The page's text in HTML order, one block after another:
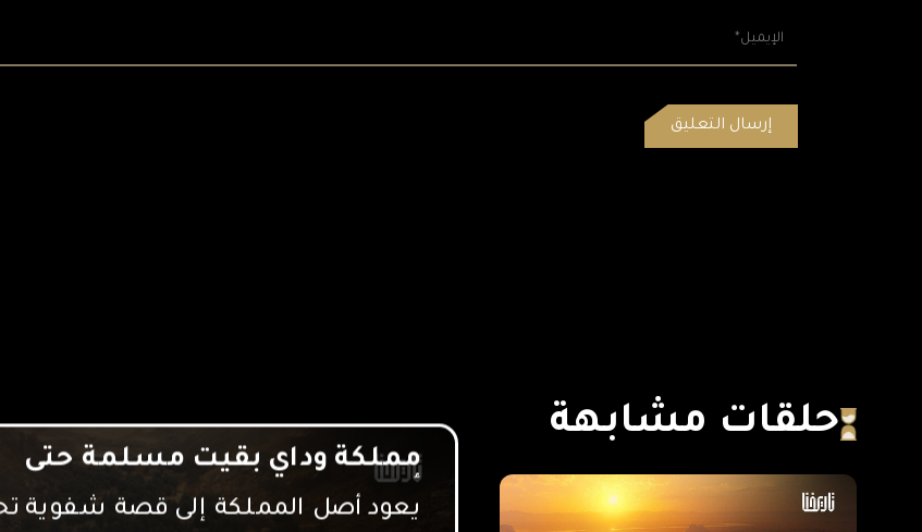
حلقات مشابهة
من أعظم ممالك إفريقيا
وأوسعها، كيف دخلها الإسلام؟
اليوربا اليوم واحدة من أكبر المجموعات